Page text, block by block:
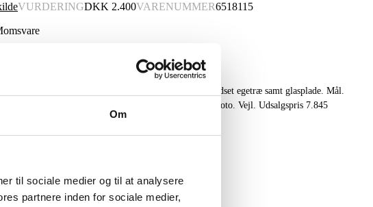
Om
til sociale medier og til at analysere
partnere inden for sociale medier,
VURDERINGDKK 2.400VARENUMMER6518115
Sofabord. Model Notch - Sort. Stel af sortbejdset egetræ samt glasplade. Mål.
nedpakket i brudt original emballage. Modelfoto. Vejl. Udsalgspris 7.845